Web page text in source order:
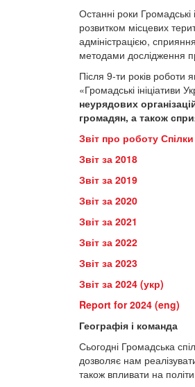
Останні роки Громадські
розвитком місцевих
адміністрацією,
методами дослідження
Після 9-ти років роботи
«Громадські ініціативи
неурядових
громадян, а також
Звіт про роботу
Звіт за 2018
Звіт за 2019
Звіт за 2020
Звіт за 2021
Звіт за 2022
Звіт за 2023
Звіт за 2024 (укр)
Report for 2024 (eng)
Географія і команда
Сьогодні Громадська
дозволяє нам
також впливати на